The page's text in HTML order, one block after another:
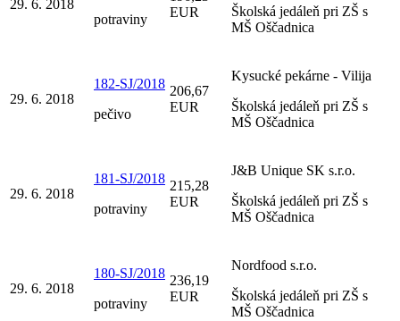
29. 6. 2018
potraviny
EUR
Školská jedáleň pri ZŠ s
MŠ Oščadnica
29. 6. 2018
182-SJ/2018
pečivo
206,67
EUR
Kysucké pekárne - Vilija
Školská jedáleň pri ZŠ s
MŠ Oščadnica
29. 6. 2018
181-SJ/2018
potraviny
215,28
EUR
J&B Unique SK s.r.o.
Školská jedáleň pri ZŠ s
MŠ Oščadnica
29. 6. 2018
180-SJ/2018
potraviny
236,19
EUR
Nordfood s.r.o.
Školská jedáleň pri ZŠ s
MŠ Oščadnica